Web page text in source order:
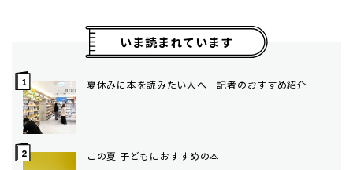
いま読まれています
夏休みに本を読みたい人へ 記者のおすすめ紹介
この夏 子どもにおすすめの本